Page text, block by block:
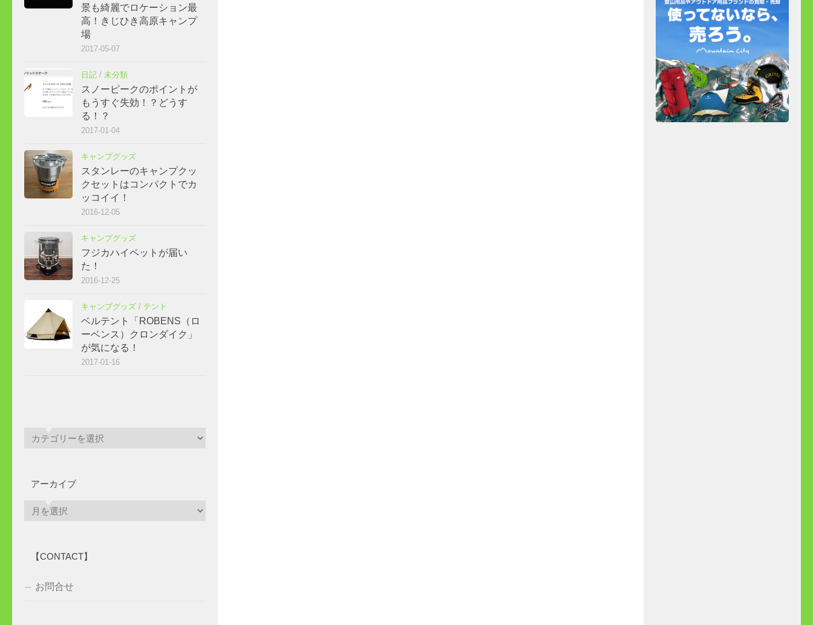
景も綺麗でロケーション最
高！きじひき高原キャンプ
場
2017-05-07
日記 / 未分類
スノーピークのポイントが
もうすぐ失効！？どうす
る！？
2017-01-04
キャンプグッズ
スタンレーのキャンプクッ
クセットはコンパクトでカ
ッコイイ！
2016-12-05
キャンプグッズ
フジカハイペットが届い
た！
2016-12-25
キャンプグッズ / テント
ベルテント「ROBENS（ロ
ーベンス）クロンダイク」
が気になる！
2017-01-16
アーカイブ
【CONTACT】
お問合せ